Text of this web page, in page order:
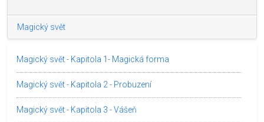
Magický svět
Magický svět - Kapitola 1- Magická forma
Magický svět - Kapitola 2 - Probuzení
Magický svět - Kapitola 3 - Vášeň